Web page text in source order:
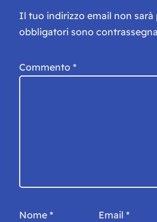
Il tuo indirizzo email non sarà
obbligatori sono
Commento *
Nome * Email *